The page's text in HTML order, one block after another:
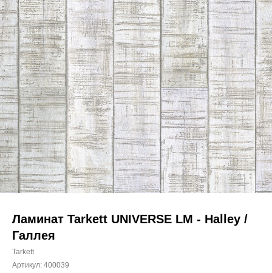
Ламинат Tarkett UNIVERSE LM - Halley /
Галлея
Tarkett
Артикул: 400039